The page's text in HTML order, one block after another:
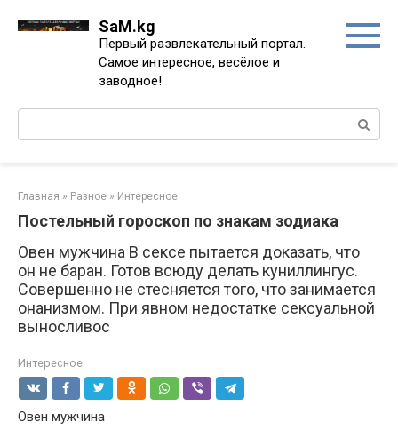
SaM.kg
Первый развлекательный портал.
Самое интересное, весёлое и
заводное!
Поиск:
Главная » Разное » Интересное
Постельный гороскоп по знакам зодиака
Овен мужчина В сексе пытается доказать, что
он не баран. Готов всюду делать куниллингус.
Совершенно не стесняется того, что занимается
онанизмом. При явном недостатке сексуальной
выносливос
Интересное
Овен мужчина